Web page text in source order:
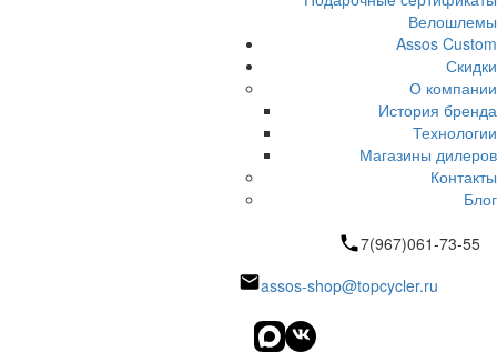
Велошлемы
Assos Custom
Скидки
О компании
История бренда
Технологии
Магазины дилеров
Контакты
Блог
7(967)061-73-55
assos-shop@topcycler.ru